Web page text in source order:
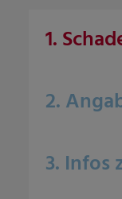
1.
2.
3. Infos